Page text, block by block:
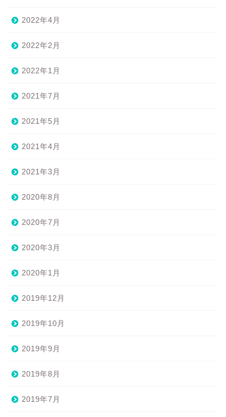
2022年4月
2022年2月
2022年1月
2021年7月
2021年5月
2021年4月
2021年3月
2020年8月
2020年7月
2020年3月
2020年1月
2019年12月
2019年10月
2019年9月
2019年8月
2019年7月